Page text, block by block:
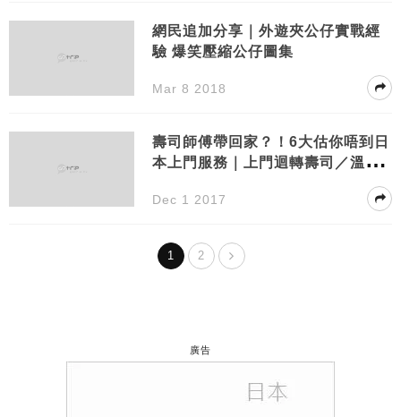
網民追加分享｜外遊夾公仔實戰經
驗 爆笑壓縮公仔圖集
Mar 8 2018
壽司師傅帶回家？！6大估你唔到日
本上門服務｜上門迴轉壽司／溫泉
Dec 1 2017
1 2
廣告